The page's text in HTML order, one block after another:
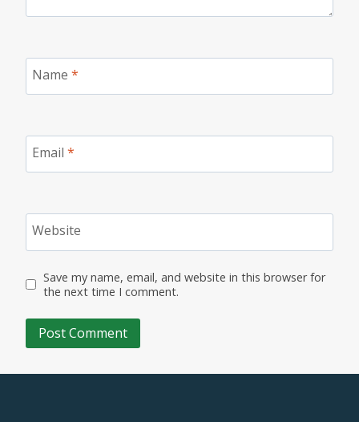
Name *
Email *
Website
Save my name, email, and website in this browser for
the next time I comment.